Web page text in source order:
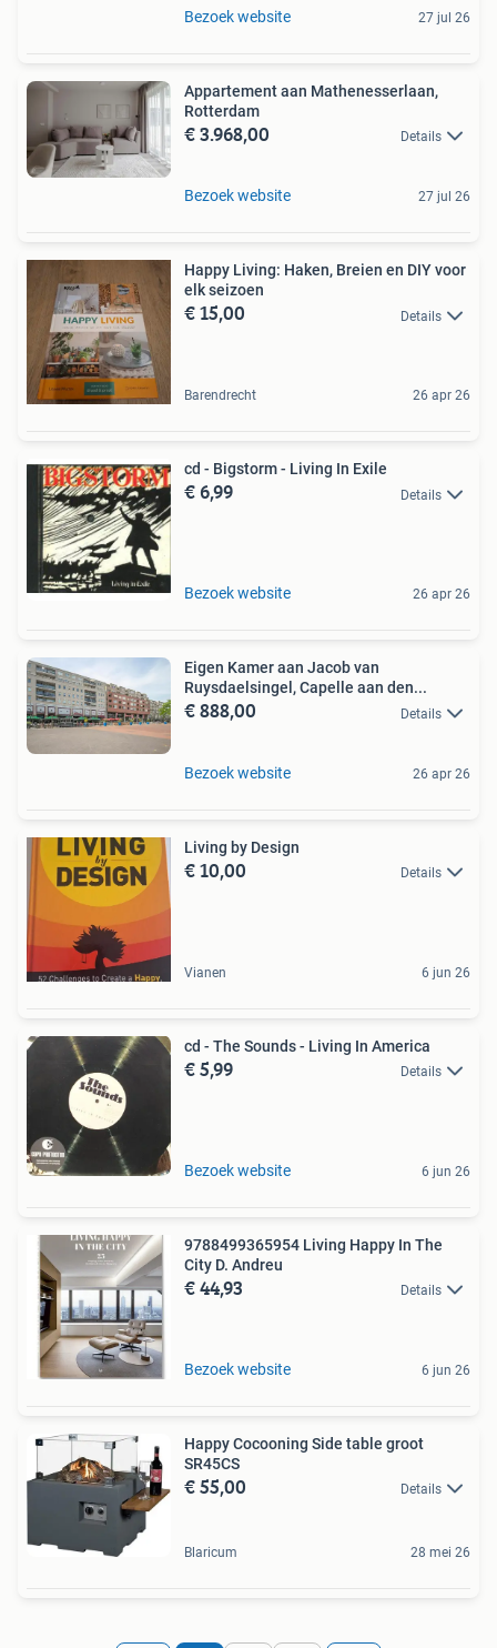
Bezoek website 27 jul 26
Appartement aan Mathenesserlaan,
Rotterdam
€ 3.968,00 Details
Bezoek website 27 jul 26
Happy Living: Haken, Breien en DIY voor
elk seizoen
€ 15,00 Details
Barendrecht 26 apr 26
cd - Bigstorm - Living In Exile
€ 6,99 Details
Bezoek website 26 apr 26
Eigen Kamer aan Jacob van
Ruysdaelsingel, Capelle aan den...
€ 888,00 Details
Bezoek website 26 apr 26
Living by Design
€ 10,00 Details
Vianen 6 jun 26
cd - The Sounds - Living In America
€ 5,99 Details
Bezoek website 6 jun 26
9788499365954 Living Happy In The
City D. Andreu
€ 44,93 Details
Bezoek website 6 jun 26
Happy Cocooning Side table groot
SR45CS
€ 55,00 Details
Blaricum 28 mei 26